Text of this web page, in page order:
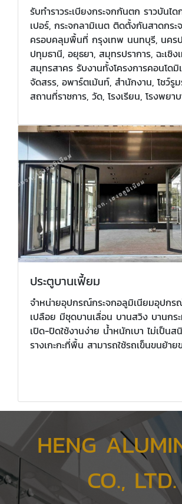
รับทำราวระเบียงกระจกกันตก ราวบันได
เปอร์, กระจกลามิเนต ติดตั้งกันสาดกระ
ครอบคลุมพื้นที่ กรุงเทพ นนทบุรี, นคร
ปทุมธานี, อยุธยา, สมุทรปราการ, ฉะเชิง
สมุทรสาคร รับงานทั้งโครงการคอนโดมิ
จัดสรร, อพาร์ตเม้นท์, สำนักงาน, โชว์รูม
สถานที่ราชการ, วัด, โรงเรียน, โรงพยา
ประตูบานเฟี้ยม
จำหน่ายอุปกรณ์กระจกอลูมิเนียมอุปกร
เปลือย มีชุดบานเลื่อน บานสวิง บานกร
เปิด-ปิดใช้งานง่าย น้ำหนักเบา ไม่เป็น
รางเกะกะที่พื้น สามารถใช้รถเข็นขนย้าย
HENG
CO., LTD.